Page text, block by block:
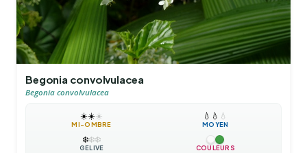
Begonia convolvulacea
Begonia convolvulacea
☀️☀️☀️
MI-OMBRE
💧 💧 💧
MOYEN
❄️❄️❄️
GÉLIVE COULEURS